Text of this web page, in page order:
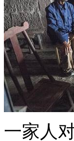
一家人